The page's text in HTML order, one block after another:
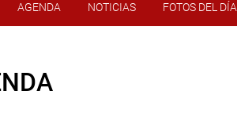
AGENDA NOTICIAS FOTOS DEL DÍA